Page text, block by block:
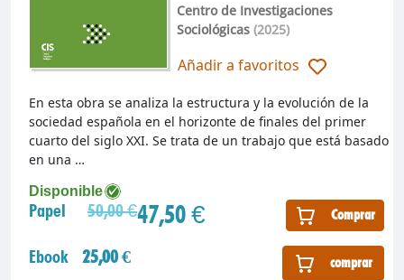
Centro de Investigaciones
Sociológicas(2025)
Añadir a favoritos
Disponible
Papel 50,00 €47,50 € Comprar
Ebook 25,00 € comprar
En esta obra se analiza la estructura y la evolución de la
sociedad española en el horizonte de finales del primer
cuarto del siglo XXI. Se trata de un trabajo que está basado
en una …